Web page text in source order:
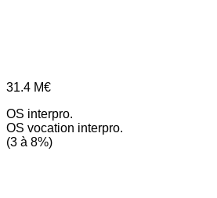
31.4 M€
OS interpro.
OS vocation interpro.
(3 à 8%)